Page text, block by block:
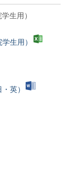
生用）
生用）
英）